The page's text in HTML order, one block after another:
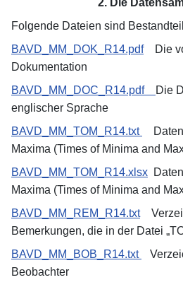
2. Die
Folgende Dateien sind
BAVD_MM_DOK_R14.pdfDie
Dokumentation
BAVD_MM_DOC_R14.pdf
Die
englischer Sprache
BAVD_MM_TOM_R14.txt
Daten
Maxima (Times of Minima and
BAVD_MM_TOM_R14.xlsx
Maxima (Times of Minima and
BAVD_MM_REM_R14.txt
Bemerkungen, die in der Datei
BAVD_MM_BOB_R14.txt
Beobachter